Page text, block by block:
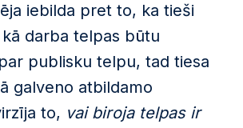
iebilda pret to, ka tieši
darba telpas būtu
publisku telpu, tad tiesa
galveno atbildamo
to, vai biroja telpas ir